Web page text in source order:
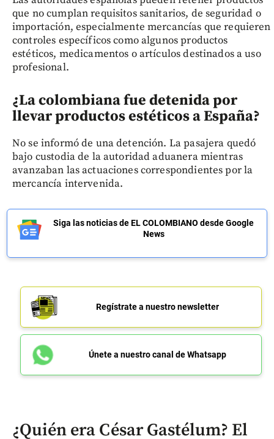
que no cumplan requisitos sanitarios, de seguridad o
importación, especialmente mercancías que requieren
controles específicos como algunos productos
estéticos, medicamentos o artículos destinados a uso
profesional.
¿La colombiana fue detenida por
llevar productos estéticos a España?
No se informó de una detención. La pasajera quedó
bajo custodia de la autoridad aduanera mientras
avanzaban las actuaciones correspondientes por la
mercancía intervenida.
Siga las noticias de EL COLOMBIANO desde Google
News
Regístrate a nuestro newsletter
Únete a nuestro canal de Whatsapp
¿Quién era César Gastélum? El